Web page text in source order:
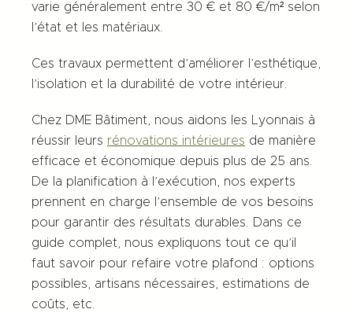
varie généralement entre 30 € et 80 €/m² selon
l’état et les matériaux.
Ces travaux permettent d’améliorer l’esthétique,
l’isolation et la durabilité de votre intérieur.
Chez DME Bâtiment , nous aidons les Lyonnais à
réussir leurs rénovations intérieures de manière
efficace et économique depuis plus de 25 ans.
De la planification à l’exécution, nos experts
prennent en charge l’ensemble de vos besoins
pour garantir des résultats durables. Dans ce
guide complet, nous expliquons tout ce qu’il
faut savoir pour refaire votre plafond : options
possibles, artisans nécessaires, estimations de
coûts, etc.